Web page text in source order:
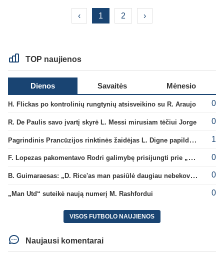
‹ 1 2 ›
TOP naujienos
Dienos Savaitės Mėnesio
H. Flickas po kontrolinių rungtynių atsisveikino su R. Araujo 0
R. De Paulis savo įvartį skyrė L. Messi mirusiam tėčiui Jorge 0
Pagrindinis Prancūzijos rinktinės žaidėjas L. Digne papildė PSG gretas 1
F. Lopezas pakomentavo Rodri galimybę prisijungti prie „Barcelona“ ekipos 0
B. Guimaraesas: „D. Rice'as man pasiūlė daugiau nebekovoti tarpusavyje“ 0
„Man Utd“ suteikė naują numerį M. Rashfordui 0
VISOS FUTBOLO NAUJIENOS
Naujausi komentarai